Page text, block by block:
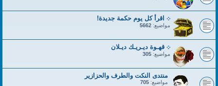
܀ اقرأ كل يوم حكمة جديدة!
مواضيع: 5662
܀ قهـوة ديـريـك ديـلان
مواضيع: 305
منتدى النكت والطرف والحزازير
مواضيع: 705